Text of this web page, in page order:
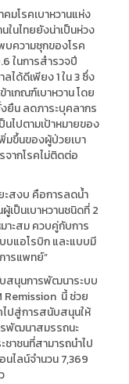
โรคเบาหวานแห่ง
ในไทยยังน่าเป็นห่วง
บความชุกของโรค
ในการสำรวจปี
ได้ดีเพียง 1 ใน 3 ซึ่ง
เกณฑ์เบาหวาน โดย
ยืน ลดภาระบุคลากร
ไปตามเป้าหมายของ
มขึ้นของผู้ป่วยเบา
จากโรคไม่ติดต่อ
ะสงบ คือการลดน้ำ
ป็นเบาหวานชนิดที่ 2
าะสม ควบคู่กับการ
บแอโรบิก และแบบมี
ารแพทย์”
สนุนการพัฒนาระบบ
Remission นี้ ช่วย
ไปสู่การสนับสนุนให้
พัฒนาสมรรถนะ
าชนที่สามารถนำไป
นไลน์จำนวน 7,369